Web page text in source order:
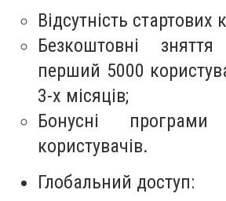
Відсутність стартових
Безкоштовні
перший 5000
3-х місяців;
Бонусні
користувачів.
Глобальний доступ: